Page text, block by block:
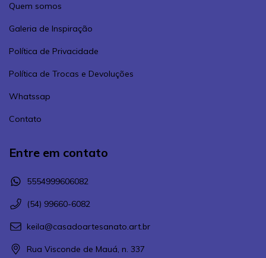
Quem somos
Galeria de Inspiração
Política de Privacidade
Política de Trocas e Devoluções
Whatssap
Contato
Entre em contato
5554999606082
(54) 99660-6082
keila@casadoartesanato.art.br
Rua Visconde de Mauá, n. 337